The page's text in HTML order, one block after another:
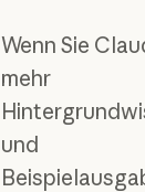
Wenn Sie
mehr
und